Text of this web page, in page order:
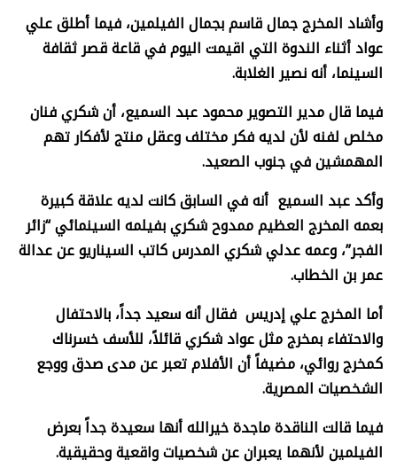
وأشاد المخرج جمال قاسم بجمال الفيلمين، فيما أطلق علي
عواد أثناء الندوة التي اقيمت اليوم في قاعة قصر ثقافة
السينما، أنه نصير الغلابة.
فيما قال مدير التصوير محمود عبد السميع، أن شكري فنان
مخلص لفنه لأن لديه فكر مختلف وعقل منتج لأفكار تهم
المهمشين في جنوب الصعيد.
وأكد عبد السميع أنه في السابق كانت لديه علاقة كبيرة
بعمه المخرج العظيم ممدوح شكري بفيلمه السينمائي “زائر
الفجر”، وعمه عدلي شكري المدرس كاتب السيناريو عن عدالة
عمر بن الخطاب.
أما المخرج علي إدريس فقال أنه سعيد جداً، بالاحتفال
والاحتفاء بمخرج مثل عواد شكري قائلاً، للأسف خسرناك
كمخرج روائي، مضيفاً أن الأفلام تعبر عن مدى صدق ووجع
الشخصيات المصرية.
فيما قالت الناقدة ماجدة خيرالله أنها سعيدة جداً بعرض
الفيلمين لأنهما يعبران عن شخصيات واقعية وحقيقية.